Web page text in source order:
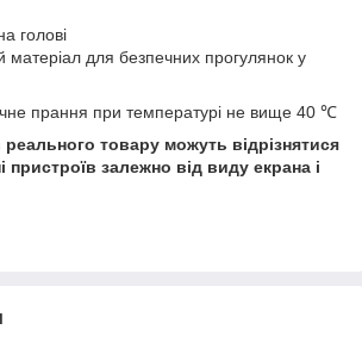
голові
матеріал для безпечних прогулянок у
прання при температурі не вище 40 ℃
реального товару можуть відрізнятися
пристроїв залежно від виду екрана і